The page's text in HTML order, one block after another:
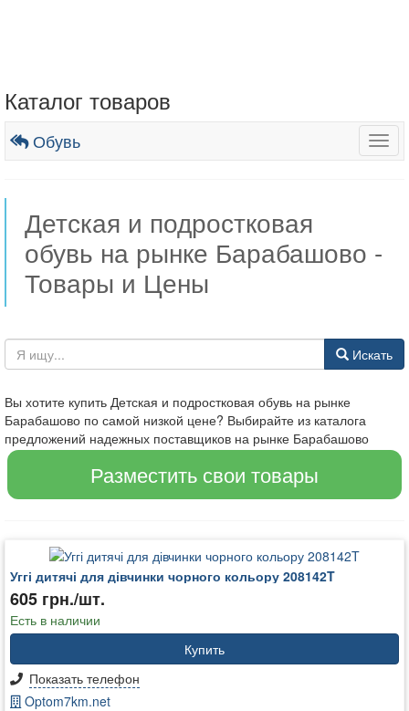
Каталог товаров
Обувь
Детская и подростковая
обувь на рынке Барабашово -
Товары и Цены
Искать
Вы хотите купить Детская и подростковая обувь на рынке
Барабашово по самой низкой цене? Выбирайте из каталога
предложений надежных поставщиков на рынке Барабашово
Разместить свои товары
Уггі дитячі для дівчинки чорного кольору 208142T
605 грн./шт.
Есть в наличии
Купить
Показать телефон
Optom7km.net